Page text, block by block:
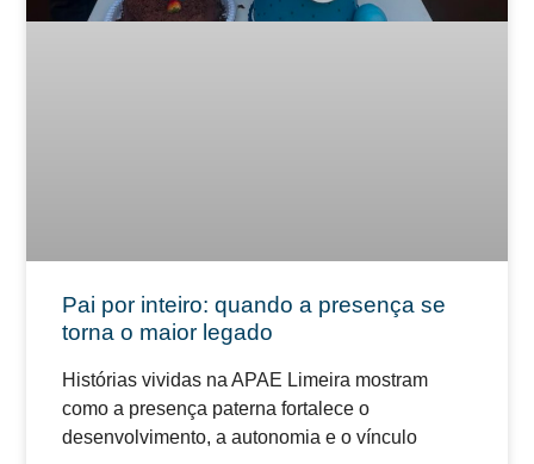
Pai por inteiro: quando a presença se
torna o maior legado
Histórias vividas na APAE Limeira mostram
como a presença paterna fortalece o
desenvolvimento, a autonomia e o vínculo